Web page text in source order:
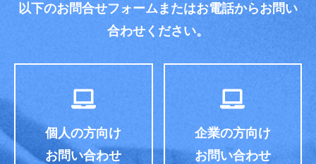
以下のお問合せフォームまたはお電話からお問い
合わせください。
個人の方向け
お問い合わせ
企業の方向け
お問い合わせ